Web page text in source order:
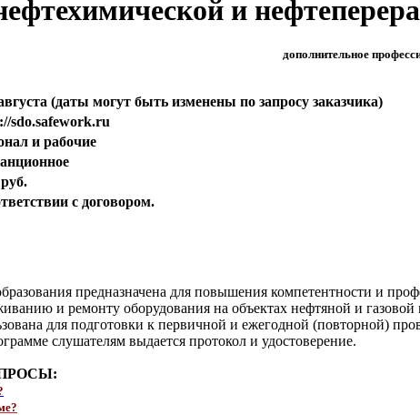
и
дополнительное
(даты могут быть изменены по запросу заказчика)
sdo.safework.ru
и рабочие
с договором.
предназначена для повышения компетентности и
и ремонту оборудования на объектах нефтяной и
для подготовки к первичной и ежегодной (повторной)
слушателям выдается протокол и удостоверение.